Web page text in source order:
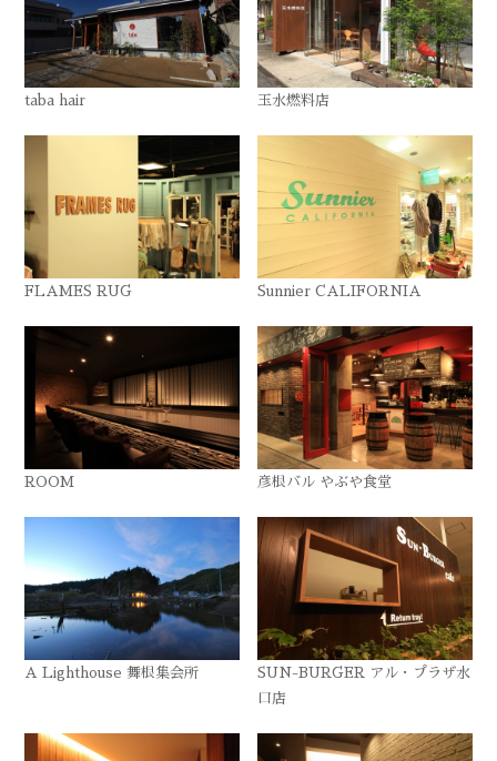
taba hair 玉水燃料店
FLAMES RUG Sunnier CALIFORNIA
ROOM 彦根バル やぶや食堂
A Lighthouse 舞根集会所
SUN-BURGER アル・プラザ水
口店